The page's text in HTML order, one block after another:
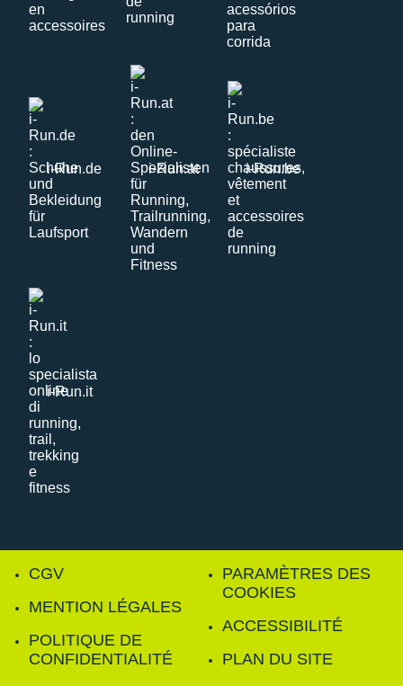
i-Run.de i-Run.at i-Run.be
i-Run.it
CGV
MENTION LÉGALES
POLITIQUE DE
CONFIDENTIALITÉ
PARAMÈTRES DES
COOKIES
ACCESSIBILITÉ
PLAN DU SITE